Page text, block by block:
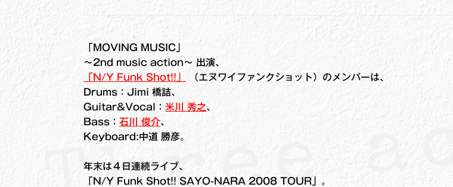
「MOVING MUSIC」
～2nd music action～ 出演、
「N/Y Funk Shot!!」
（エヌワイファンクショット）のメンバーは、
Drums：Jimi 橋詰、
Guitar&Vocal：米川 秀之、
Bass：石川 俊介、
Keyboard:中道 勝彦。
年末は４日連続ライブ、
「N/Y Funk Shot!! SAYO-NARA 2008 TOUR」。